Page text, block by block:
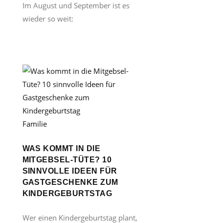
Im August und September ist es
wieder so weit:
Familie
WAS KOMMT IN DIE
MITGEBSEL-TÜTE? 10
SINNVOLLE IDEEN FÜR
GASTGESCHENKE ZUM
KINDERGEBURTSTAG
Wer einen Kindergeburtstag plant,